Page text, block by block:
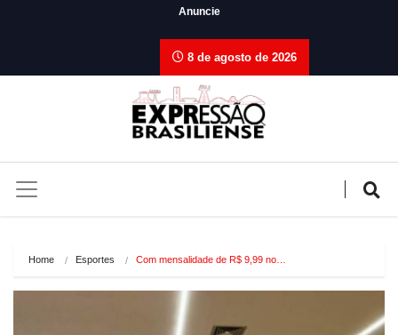
Anuncie
8 de agosto de 2026
Home Esportes Com mensalidade de R$ 9,99 no…